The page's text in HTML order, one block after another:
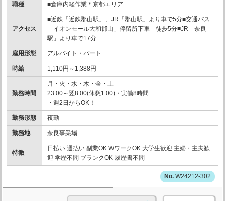
職種 ■倉庫内軽作業＊京都エリア
アクセス
■近鉄「近鉄郡山駅」、JR「郡山駅」より車で5分■交通バス
「イオンモール大和郡山」停留所下車 徒歩5分■JR「奈良
駅」より車で17分
雇用形態 アルバイト・パート
時給 1,110円～1,388円
勤務時間
月・火・水・木・金・土
23:00～翌8:00(休憩1:00)・実働8時間
・週2日からOK！
勤務形態 夜勤
勤務地 奈良事業場
特徴
日払い 週払い 副業OK WワークOK 大学生歓迎 主婦・主夫歓
迎 学歴不問 ブランクOK 履歴書不問
W24212-302